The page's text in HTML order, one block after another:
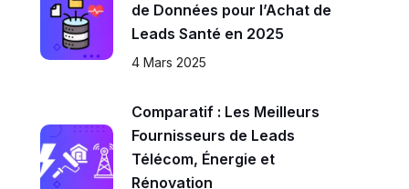
4 Mars 2025
de Données pour l’Achat de
Leads Santé en 2025
Comparatif : Les Meilleurs
Fournisseurs de Leads
Télécom, Énergie et
Rénovation